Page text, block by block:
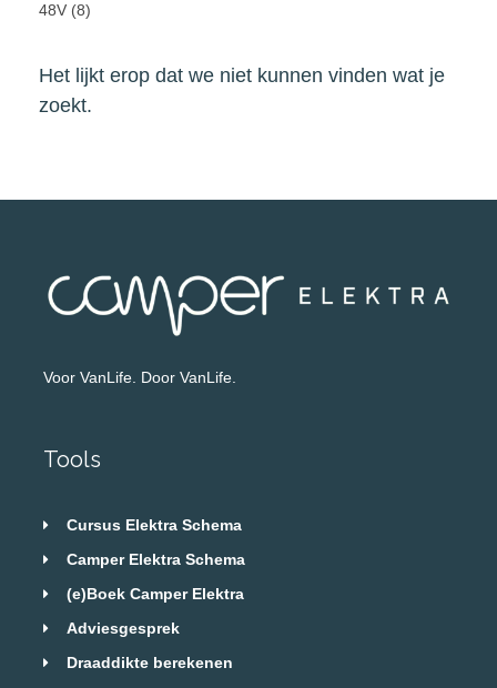
48V (8)
Het lijkt erop dat we niet kunnen vinden wat je
zoekt.
Voor VanLife. Door VanLife.
Tools
Cursus Elektra Schema
Camper Elektra Schema
(e)Boek Camper Elektra
Adviesgesprek
Draaddikte berekenen